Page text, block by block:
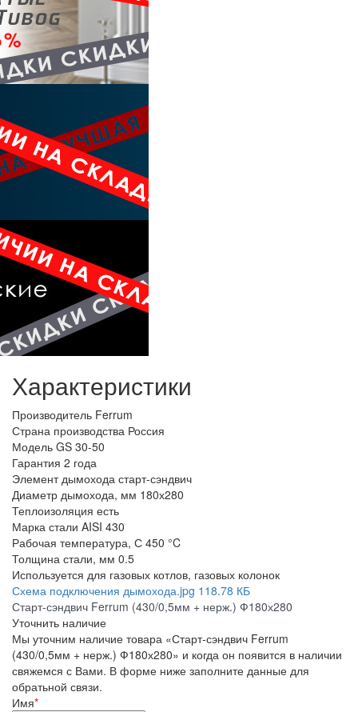
Характеристики
Производитель Ferrum
Страна производства Россия
Модель GS 30-50
Гарантия 2 года
Элемент дымохода старт-сэндвич
Диаметр дымохода, мм 180х280
Теплоизоляция есть
Марка стали AISI 430
Рабочая температура, С 450 °C
Толщина стали, мм 0.5
Используется для газовых котлов, газовых колонок
Схема подключения дымохода.jpg 118.78 КБ
Старт-сэндвич Ferrum (430/0,5мм + нерж.) Ф180х280
Уточнить наличие
Мы уточним наличие товара «Старт-сэндвич Ferrum
(430/0,5мм + нерж.) Ф180х280» и когда он появится в наличии
свяжемся с Вами. В форме ниже заполните данные для
обратьной связи.
Имя*